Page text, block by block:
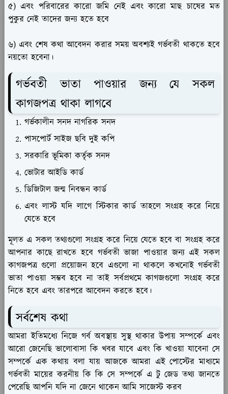
৫) এবং পরিবারের কারো জমি নেই এবং কারো মাছ চাষের মত
পুকুর নেই তাদের জন্য হতে হবে
৬) এবং শেষ কথা আবেদন করার সময় অবশ্যই গর্ভবতী থাকতে হবে
নয়তো হবেনা।
গর্ভবতী ভাতা পাওয়ার জন্য যে সকল
কাগজপত্র থাকা লাগবে
গর্ভকালীন সনদ নাগরিক সনদ
পাসপোর্ট সাইজ ছবি দুই কপি
সরকারি ভূমিকা কর্তৃক সনদ
ভোটার আইডি কার্ড
ডিজিটাল জন্ম নিবন্ধন কার্ড
এবং লাস্ট যদি লাগে স্টিকার কার্ড তাহলে সংগ্রহ করে নিয়ে
যেতে হবে
মূলত এ সকল তথ্যগুলো সংগ্রহ করে নিয়ে যেতে হবে বা সংগ্রহ করে
আপনার কাছে রাখতে হবে গর্ভবতী ভাজা পাওয়ার জন্য এই সকল
কাগজপত্র গুলো প্রয়োজন হবে এগুলো না থাকলে কখনোই গর্ভবতী
ভাতা পাওয়া সম্ভব হবে না তাই সর্বপ্রথমে কাগজগুলো সংগ্রহ করে
নিতে হবে এবং তারপরে আবেদন করতে হবে।
সর্বশেষ কথা
আমরা ইতিমধ্যে নিজে গর্ব অবস্থায় সুস্থ থাকার উপায় সম্পর্কে এবং
আরো জেনেছি ভালোবাসা কি খবর যাবে এবং কি খাওয়া যাবেনা সে
সম্পর্কে এক কথায় বলা যায় আজকে আমরা এই পোস্টের মাধ্যমে
গর্ভবতী মায়ের করনীয় কি কি সে সম্পর্কে এ টু জেড তথ্য জানতে
পেরেছি আপনি যদি না জেনে থাকেন আমি সাজেস্ট করব